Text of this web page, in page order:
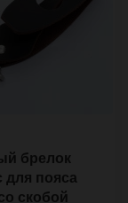
брелок
для пояса
скобой